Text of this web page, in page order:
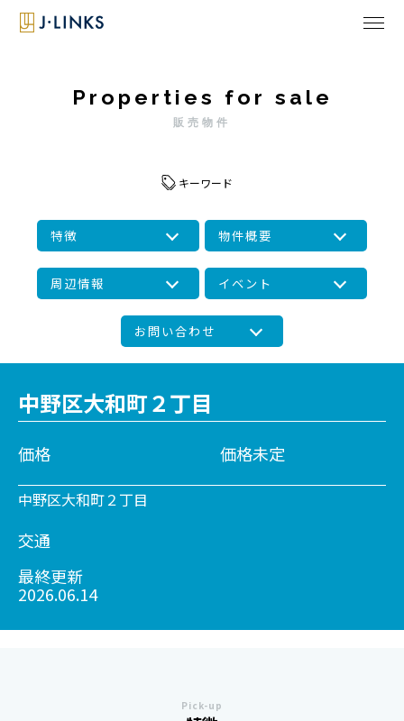
Properties for sale
販売物件
キーワード
特徴 物件概要
周辺情報 イベント
お問い合わせ
中野区大和町２丁目
価格 価格未定
中野区大和町２丁目
交通
最終更新
2026.06.14
Pick-up